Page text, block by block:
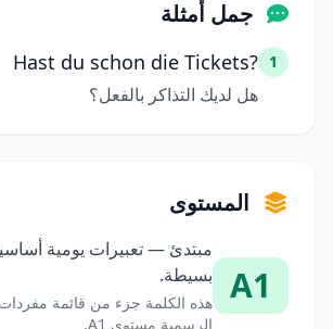
جمل أمثلة
1
Hast du schon die Tickets?
هل لديك التذاكر بالفعل؟
المستوى
A1
مبتدئ — تعبيرات يومية
بسيطة.
هذه الكلمة جزء من قائمة
الرسمية مستوى A1.